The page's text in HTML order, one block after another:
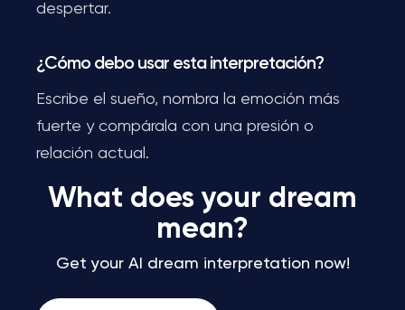
despertar.
¿Cómo debo usar esta interpretación?
Escribe el sueño, nombra la emoción más
fuerte y compárala con una presión o
relación actual.
What does your dream
mean?
Get your AI dream interpretation now!